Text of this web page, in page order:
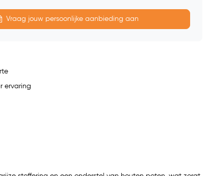
Vraag jouw persoonlijke aanbieding aan
ervaring